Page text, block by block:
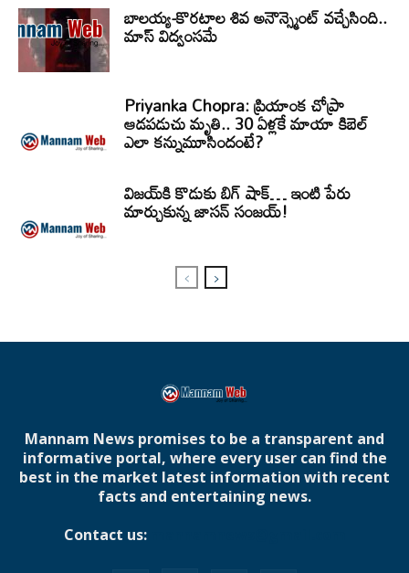
బాలయ్య-కొరటాల శివ అనౌన్స్మెంట్ వచ్చేసింది..
మాస్ విద్వంసమే
Priyanka Chopra: ప్రియాంక చోప్రా
ఆడపడుచు మృతి.. 30 ఏళ్లకే మాయా కిబెల్
ఎలా కన్నుమూసిందంటే?
విజయ్‌కి కొడుకు బిగ్ షాక్… ఇంటి పేరు
మార్చుకున్న జాసన్ సంజయ్!
Mannam News promises to be a transparent and
informative portal, where every user can find the
best in the market latest information with recent
facts and entertaining news.
Contact us: